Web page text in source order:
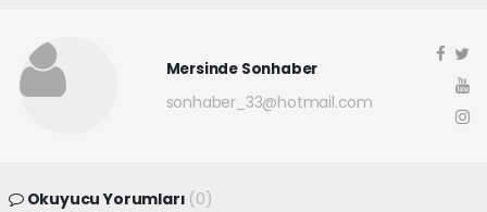
Mersinde Sonhaber
sonhaber_33@hotmail.com
Okuyucu Yorumları (0)